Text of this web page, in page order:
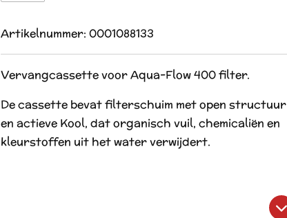
Artikelnummer: 0001088133
Vervangcassette voor Aqua-Flow 400 filter.
De cassette bevat filterschuim met open structuur
en actieve Kool, dat organisch vuil, chemicaliën en
kleurstoffen uit het water verwijdert.